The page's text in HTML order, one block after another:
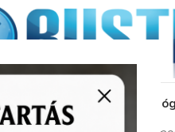
pályázat